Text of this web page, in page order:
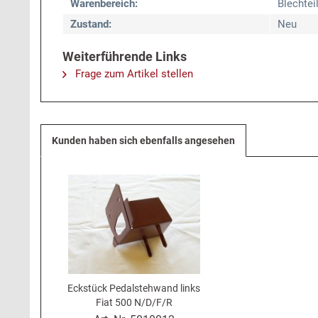
Warenbereich:
Zustand:
Neu
Weiterführende Links
Frage zum Artikel stellen
Kunden haben sich ebenfalls angesehen
Eckstück Pedalstehwand links
Fiat 500 N/D/F/R